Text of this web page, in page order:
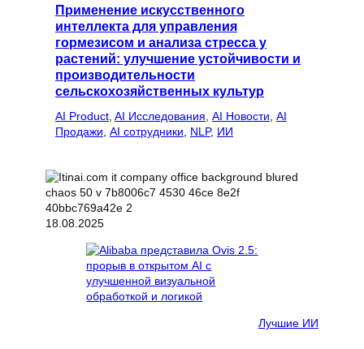
Применение искусственного
интеллекта для управления
гормезисом и анализа стресса у
растений: улучшение устойчивости и
производительности
сельскохозяйственных культур
AI Product AI Исследования AI Новости AI
Продажи AI сотрудники NLP, ИИ
18.08.2025
Лучшие ИИ